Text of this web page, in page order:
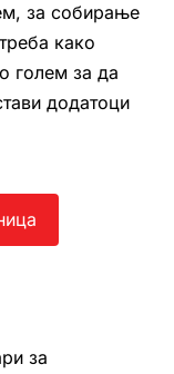
за собирање
како
голем за да
додатоци
за